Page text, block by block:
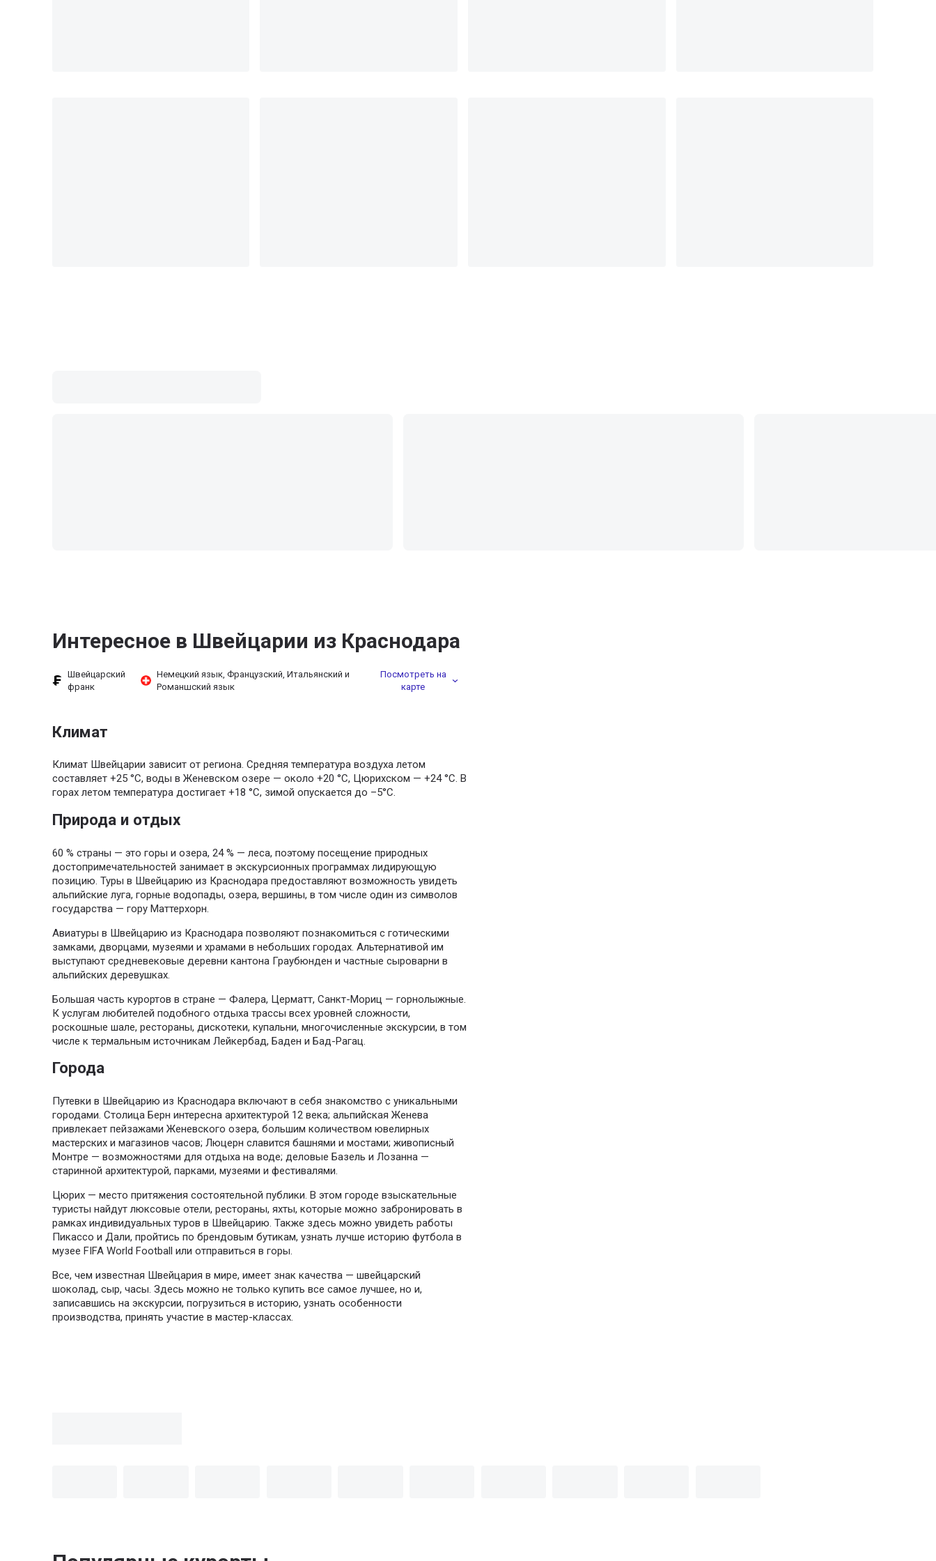
Интересное в Швейцарии из Краснодара
Швейцарский
франк
Немецкий язык, Французский, Итальянский и
Романшский язык
Посмотреть на
карте
Климат
Климат Швейцарии зависит от региона. Средняя температура воздуха летом
составляет +25 °C, воды в Женевском озере — около +20 °C, Цюрихском — +24 °C. В
горах летом температура достигает +18 °С, зимой опускается до –5°С.
Природа и отдых
60 % страны — это горы и озера, 24 % — леса, поэтому посещение природных
достопримечательностей занимает в экскурсионных программах лидирующую
позицию. Туры в Швейцарию из Краснодара предоставляют возможность увидеть
альпийские луга, горные водопады, озера, вершины, в том числе один из символов
государства — гору Маттерхорн.
Авиатуры в Швейцарию из Краснодара позволяют познакомиться с готическими
замками, дворцами, музеями и храмами в небольших городах. Альтернативой им
выступают средневековые деревни кантона Граубюнден и частные сыроварни в
альпийских деревушках.
Большая часть курортов в стране — Фалера, Церматт, Санкт-Мориц — горнолыжные.
К услугам любителей подобного отдыха трассы всех уровней сложности,
роскошные шале, рестораны, дискотеки, купальни, многочисленные экскурсии, в том
числе к термальным источникам Лейкербад, Баден и Бад-Рагац.
Города
Путевки в Швейцарию из Краснодара включают в себя знакомство с уникальными
городами. Столица Берн интересна архитектурой 12 века; альпийская Женева
привлекает пейзажами Женевского озера, большим количеством ювелирных
мастерских и магазинов часов; Люцерн славится башнями и мостами; живописный
Монтре — возможностями для отдыха на воде; деловые Базель и Лозанна —
старинной архитектурой, парками, музеями и фестивалями.
Цюрих — место притяжения состоятельной публики. В этом городе взыскательные
туристы найдут люксовые отели, рестораны, яхты, которые можно забронировать в
рамках индивидуальных туров в Швейцарию. Также здесь можно увидеть работы
Пикассо и Дали, пройтись по брендовым бутикам, узнать лучше историю футбола в
музее FIFA World Football или отправиться в горы.
Все, чем известная Швейцария в мире, имеет знак качества — швейцарский
шоколад, сыр, часы. Здесь можно не только купить все самое лучшее, но и,
записавшись на экскурсии, погрузиться в историю, узнать особенности
производства, принять участие в мастер-классах.